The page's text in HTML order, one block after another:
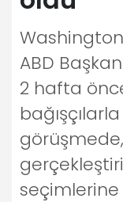
ABD
2 hafta
görüşmede,
seçimlerine